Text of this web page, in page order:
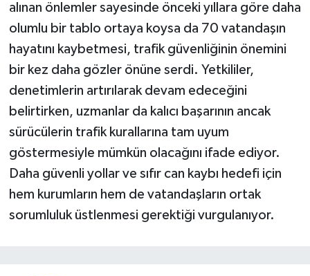
alınan önlemler sayesinde önceki yıllara göre daha
olumlu bir tablo ortaya koysa da 70 vatandaşın
hayatını kaybetmesi, trafik güvenliğinin önemini
bir kez daha gözler önüne serdi. Yetkililer,
denetimlerin artırılarak devam edeceğini
belirtirken, uzmanlar da kalıcı başarının ancak
sürücülerin trafik kurallarına tam uyum
göstermesiyle mümkün olacağını ifade ediyor.
Daha güvenli yollar ve sıfır can kaybı hedefi için
hem kurumların hem de vatandaşların ortak
sorumluluk üstlenmesi gerektiği vurgulanıyor.